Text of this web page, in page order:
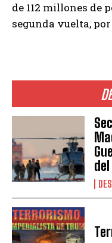
de 112 millones de
segunda vuelta,